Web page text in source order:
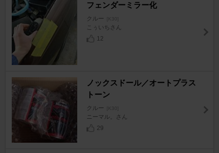
フェンダーミラー化
クルー [K30]
こぅいちさん
12
ノックスドール／オートプラス
トーン
クルー [K30]
ニーマル。さん
29